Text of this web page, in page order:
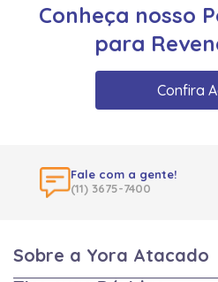
Conheça nosso
para
Confira
Fale com a gente!
(11) 3675-7400
Sobre a Yora Atacado